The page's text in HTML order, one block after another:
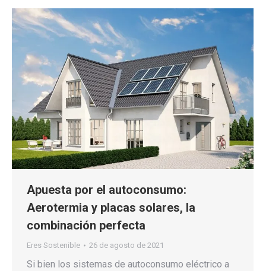
Apuesta por el autoconsumo:
Aerotermia y placas solares, la
combinación perfecta
Eres Sostenible 26 de agosto de 2021
Si bien los sistemas de autoconsumo eléctrico a